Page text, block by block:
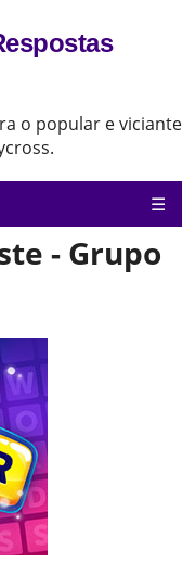
o popular e viciante
Privacidade
- Grupo